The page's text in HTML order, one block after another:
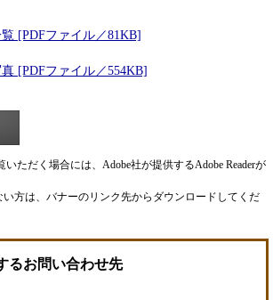
[PDFファイル／81KB]
[PDFファイル／554KB]
ただく場合には、Adobe社が提供するAdobe Readerが
い方は、バナーのリンク先からダウンロードしてくだ
るお問い合わせ先